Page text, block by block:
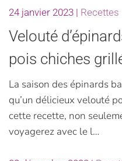
24 janvier 2023 | Recettes
Velouté
pois chiches
La saison des épinards
qu’un délicieux velouté
cette recette, non
voyagerez avec le l…